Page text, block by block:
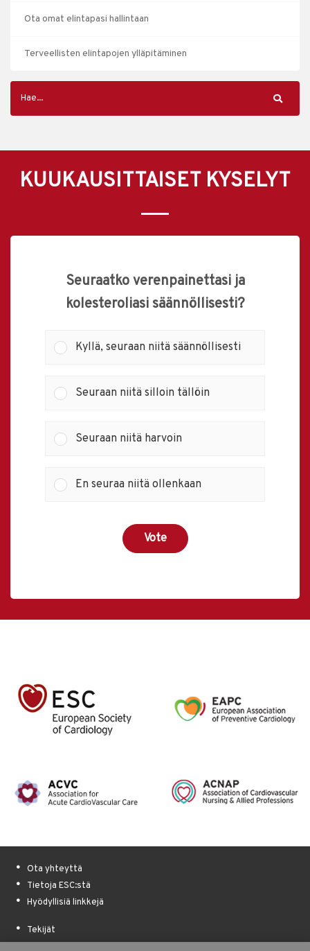
Ota omat elintapasi hallintaan
Terveellisten elintapojen ylläpitäminen
KUUKAUSITTAISET KYSELYT
Seuraatko verenpainettasi ja
kolesteroliasi säännöllisesti?
Kyllä, seuraan niitä säännöllisesti
Seuraan niitä silloin tällöin
Seuraan niitä harvoin
En seuraa niitä ollenkaan
Vote
Ota yhteyttä
Tietoja ESC:stä
Hyödyllisiä linkkejä
Tekijät